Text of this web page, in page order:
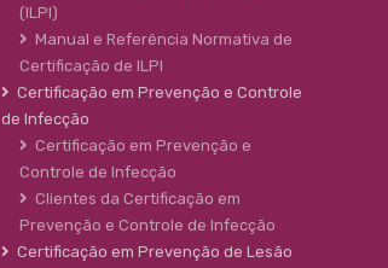
(ILPI)
Manual e Referência Normativa de
Certificação de ILPI
Certificação em Prevenção e Controle
de Infecção
Certificação em Prevenção e
Controle de Infecção
Clientes da Certificação em
Prevenção e Controle de Infecção
Certificação em Prevenção de Lesão